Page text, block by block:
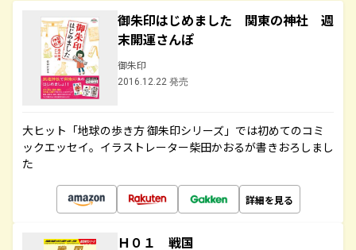
御朱印はじめました 関東の神社 週
末開運さんぽ
御朱印
2016.12.22 発売
大ヒット「地球の歩き方 御朱印シリーズ」では初めてのコミ
ックエッセイ。イラストレーター柴田かおるが書きおろしまし
た
詳細を見る
Ｈ０１ 戦国